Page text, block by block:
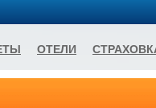
ОТЕЛИ